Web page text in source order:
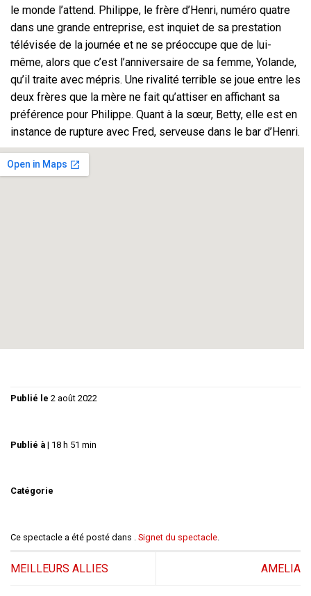
le monde l’attend. Philippe, le frère d’Henri, numéro quatre
dans une grande entreprise, est inquiet de sa prestation
télévisée de la journée et ne se préoccupe que de lui-
même, alors que c’est l’anniversaire de sa femme, Yolande,
qu’il traite avec mépris. Une rivalité terrible se joue entre les
deux frères que la mère ne fait qu’attiser en affichant sa
préférence pour Philippe. Quant à la sœur, Betty, elle est en
instance de rupture avec Fred, serveuse dans le bar d’Henri.
Comédie grinçante – Tout public
Publié le 2 août 2022
Publié à | 18 h 51 min
Catégorie
Ce spectacle a été posté dans . Signet du spectacle
MEILLEURS ALLIES AMELIA